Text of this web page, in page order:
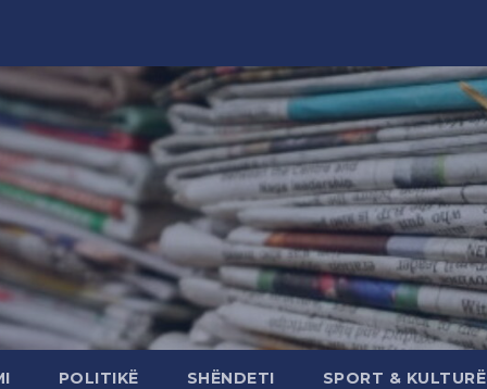
POLITIKË SHËNDETI SPORT & KULTURË